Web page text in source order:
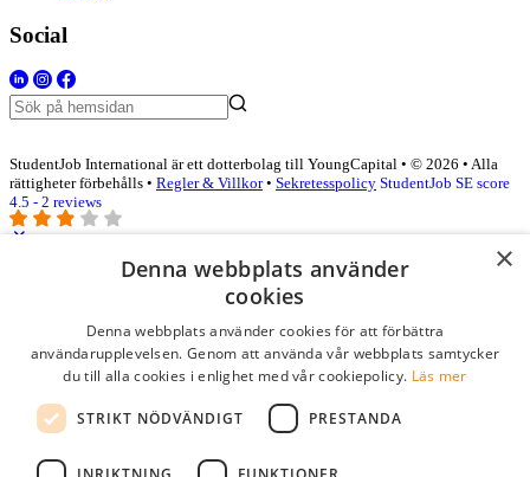
Social
StudentJob International är ett dotterbolag till YoungCapital • © 2026 • Alla
rättigheter förbehålls • Regler & Villkor• Sekretesspolicy StudentJob SE score
4.5 - 2 reviews
Logga in som företag
Lösenord
kom ihåg mig
logga in
×
Denna webbplats använder
cookies
Denna webbplats använder cookies för att förbättra
användarupplevelsen. Genom att använda vår webbplats samtycker
du till alla cookies i enlighet med vår cookiepolicy. Läs mer
STRIKT NÖDVÄNDIGT PRESTANDA